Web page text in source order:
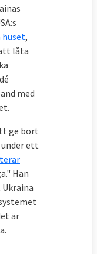
huset,
låta
med
ge bort
ett
Han
är